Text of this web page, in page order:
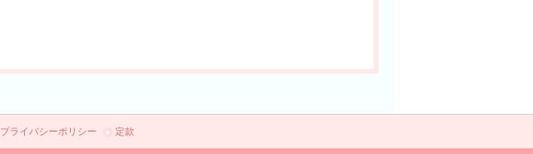
プライバシーポリシー 定款